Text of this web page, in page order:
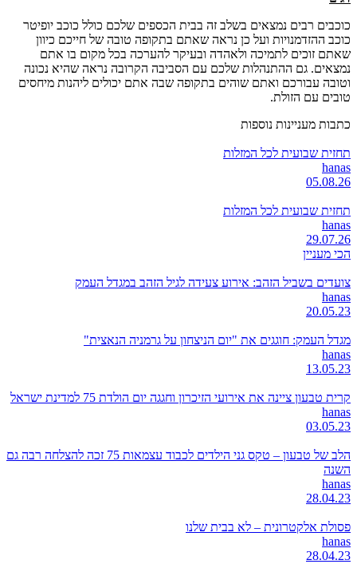
כוכבים רבים נמצאים בשלב זה בבית הכספים שלכם כולל כוכב יופיטר
כוכב ההזדמנויות ועל כן נראה שאתם בתקופה טובה של חייכם כיוון
שאתם זוכים לתמיכה ולאהדה ובעיקר להערכה בכל מקום בו אתם
נמצאים. גם ההתנהלות שלכם עם הסביבה הקרובה נראה שהיא נכונה
וטובה עבורכם ואתם שוהים בתקופה שבה אתם יכולים ליהנות מיחסים
טובים עם הזולת.
כתבות מעניינות נוספות
תחזית שבועית לכל המזלות
hanas
05.08.26
תחזית שבועית לכל המזלות
hanas
29.07.26
הכי מעניין
צועדים בשביל הזהב: אירוע צעידה לגיל הזהב במגדל העמק
hanas
20.05.23
מגדל העמק: חוגגים את "יום הניצחון על גרמניה הנאצית"
hanas
13.05.23
קרית טבעון ציינה את אירועי הזיכרון וחגגה יום הולדת 75 למדינת ישראל
hanas
03.05.23
הלב של טבעון – טקס גני הילדים לכבוד עצמאות 75 זכה להצלחה רבה גם
השנה
hanas
28.04.23
פסולת אלקטרונית – לא בבית שלנו
hanas
28.04.23